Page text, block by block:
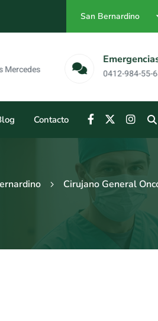
San Bernardino
Emergencias
0412-984-55-68
Contacto
Cirujano General